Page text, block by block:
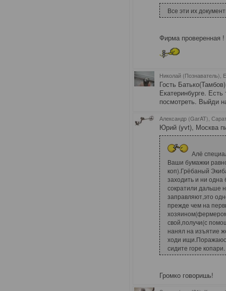
Все эти их
Фирма проверенная
Николай (Познаватель),
Гость
Екатеринбурге.
посмотреть. Выйди
Александр (GarAT),
Юрий (yvt), Москва
Алё
Ваши бумажки
коп).Грёбаный
заходить и ни одна
сократили дальше
заправляют,это
прежде чем на
свой,получи(с
нанял на изъятие
ходи
сидите горе копари.
Громко говоришь!